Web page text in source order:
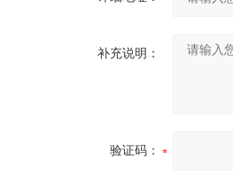
补充说明：
验证码：